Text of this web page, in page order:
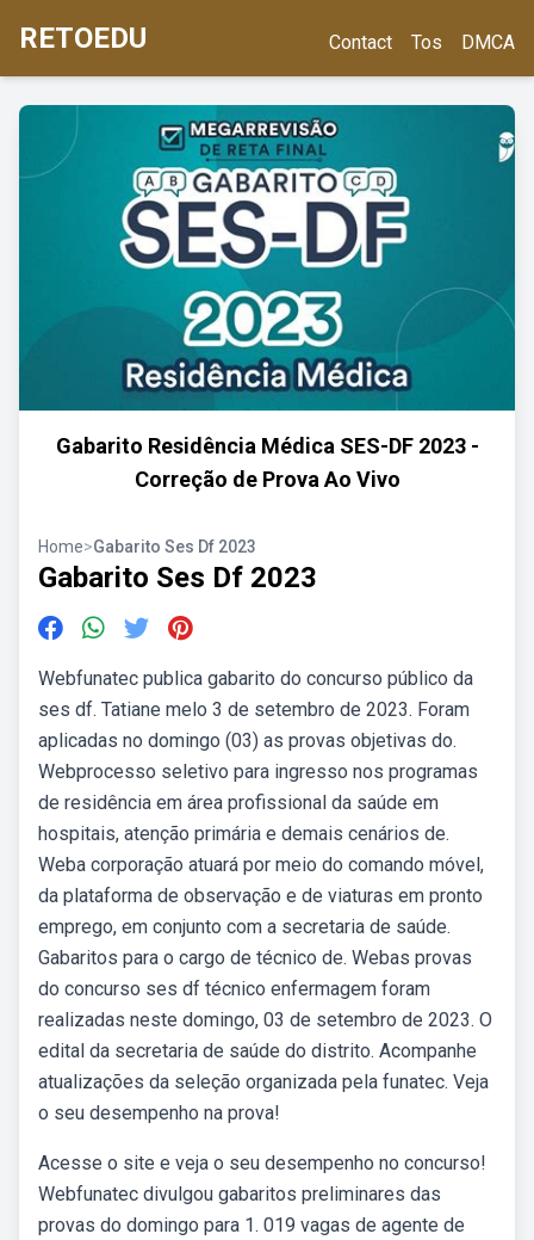
RETOEDU Contact Tos DMCA
Gabarito Residência Médica SES-DF 2023 -
Correção de Prova Ao Vivo
Home>Gabarito Ses Df 2023
Gabarito Ses Df 2023
Webfunatec publica gabarito do concurso público da
ses df. Tatiane melo 3 de setembro de 2023. Foram
aplicadas no domingo (03) as provas objetivas do.
Webprocesso seletivo para ingresso nos programas
de residência em área profissional da saúde em
hospitais, atenção primária e demais cenários de.
Weba corporação atuará por meio do comando móvel,
da plataforma de observação e de viaturas em pronto
emprego, em conjunto com a secretaria de saúde.
Gabaritos para o cargo de técnico de. Webas provas
do concurso ses df técnico enfermagem foram
realizadas neste domingo, 03 de setembro de 2023. O
edital da secretaria de saúde do distrito. Acompanhe
atualizações da seleção organizada pela funatec. Veja
o seu desempenho na prova!
Acesse o site e veja o seu desempenho no concurso!
Webfunatec divulgou gabaritos preliminares das
provas do domingo para 1. 019 vagas de agente de